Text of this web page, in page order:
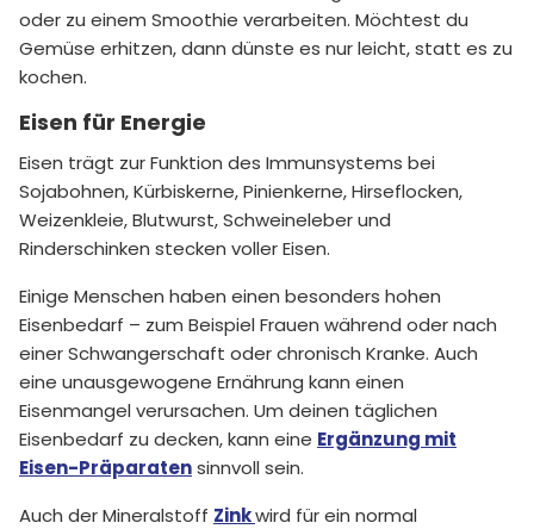
oder zu einem Smoothie verarbeiten. Möchtest du
Gemüse erhitzen, dann dünste es nur leicht, statt es zu
kochen.
Eisen für Energie
Eisen trägt zur Funktion des Immunsystems bei
Sojabohnen, Kürbiskerne, Pinienkerne, Hirseflocken,
Weizenkleie, Blutwurst, Schweineleber und
Rinderschinken stecken voller Eisen.
Einige Menschen haben einen besonders hohen
Eisenbedarf – zum Beispiel Frauen während oder nach
einer Schwangerschaft oder chronisch Kranke. Auch
eine unausgewogene Ernährung kann einen
Eisenmangel verursachen. Um deinen täglichen
Eisenbedarf zu decken, kann eine Ergänzung mit
Eisen-Präparatensinnvoll sein.
Auch der Mineralstoff Zinkwird für ein normal